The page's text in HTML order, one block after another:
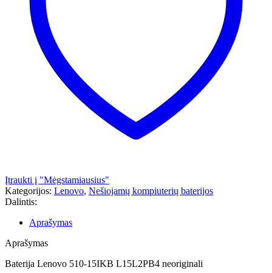
Įtraukti į "Mėgstamiausius"
Kategorijos: Lenovo, Nešiojamų kompiuterių baterijos
Dalintis:
Aprašymas
Aprašymas
Baterija Lenovo 510-15IKB L15L2PB4 neoriginali